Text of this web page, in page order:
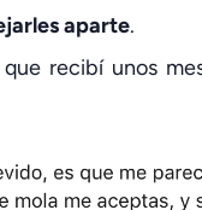
aparte.
recibí unos